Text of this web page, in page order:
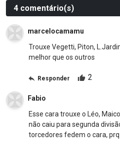
4 comentário(s)
marcelocamamu
Trouxe Vegetti, Piton,
melhor que os outros
Responder 2
Fabio
Esse cara trouxe o Léo,
não caiu para segunda
torcedores fedem o cara,